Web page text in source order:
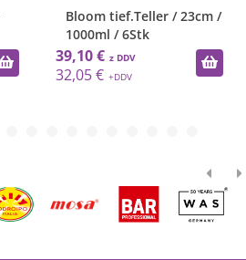
Bloom tief.Teller / 23cm /
1000ml / 6Stk
39,10 €
32,05 €